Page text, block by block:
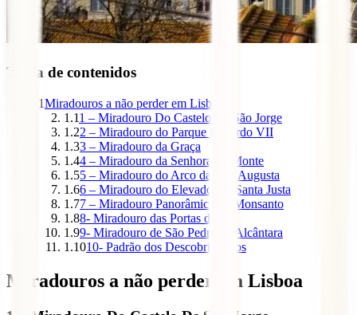
Tabla de contenidos
1Miradouros a não perder em Lisboa
1.11 – Miradouro Do Castelo De São Jorge
1.22 – Miradouro do Parque Eduardo VII
1.33 – Miradouro da Graça
1.44 – Miradouro da Senhora do Monte
1.55 – Miradouro do Arco da Rua Augusta
1.66 – Miradouro do Elevador de Santa Justa
1.77 – Miradouro Panorâmico de Monsanto
1.88- Miradouro das Portas do Sol
1.99- Miradouro de São Pedro de Alcântara
1.1010- Padrão dos Descobrimentos
Miradouros a não perder em Lisboa